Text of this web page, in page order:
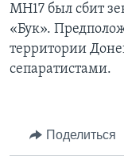
МН17 был сбит
«Бук».
территории
сепаратистами.
Поделиться